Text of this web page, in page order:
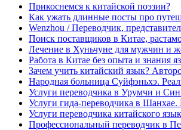
Прикоснемся к китайской поэзии?
Как ужать длинные посты про
Wenzhou / Переводчик,
Поиск поставщиков в Китае,
Лечение в Хуньчуне для мужчин и
Работа в Китае без опыта и знания
Зачем учить китайский язык?
Народная больница Суйфэньхэ.
Услуги переводчика в Урумчи и
Услуги гида-переводчика в
Услуги переводчика китайского
Профессиональный переводчик в